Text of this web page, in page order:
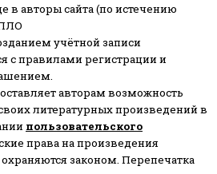
в авторы сайта (по истечению
учётной записи
с правилами регистрации и
авторам возможность
литературных произведений в
пользовательского
права на произведения
законом. Перепечатка